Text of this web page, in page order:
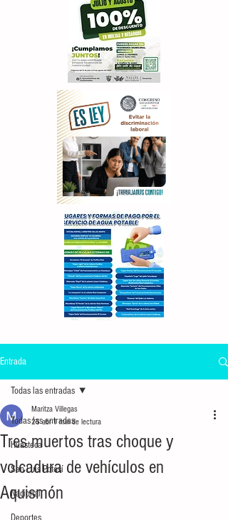
Entrada
Todas las entradas
Huasteca
San Luis Potosí
Nacional
Todas las entradas
Tres muertos tras choque y
volcadura de vehículos en
Aquismón
Maritza Villegas
25 abr1 min de lectura